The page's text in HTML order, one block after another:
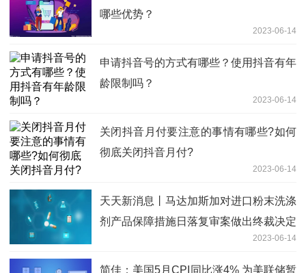
哪些优势？
2023-06-14
申请抖音号的方式有哪些？使用抖音有年
龄限制吗？
2023-06-14
关闭抖音月付要注意的事情有哪些?如何
彻底关闭抖音月付?
2023-06-14
天天新消息丨马达加斯加对进口粉末洗涤
剂产品保障措施日落复审案做出终裁决定
2023-06-14
简佳：美国5月CPI同比涨4% 为美联储暂